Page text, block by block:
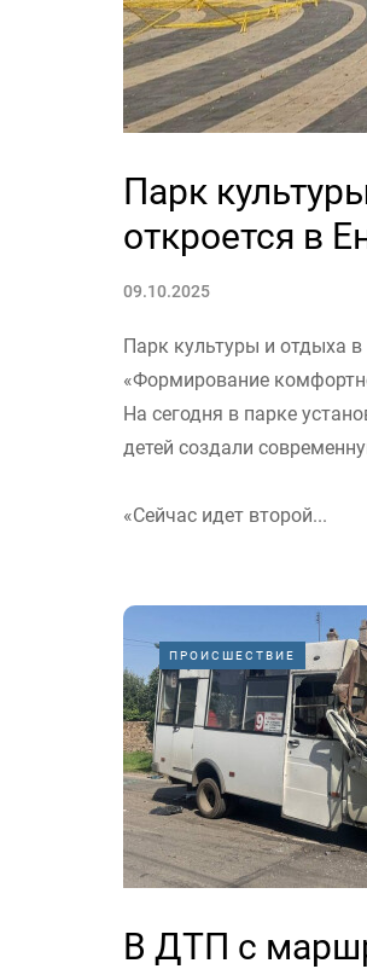
Парк
откроется в
09.10.2025
Парк культуры и отдыха в
«Формирование
На сегодня в парке
детей создали
«Сейчас идет второй...
ПРОИСШЕСТВИЕ
В ДТП с